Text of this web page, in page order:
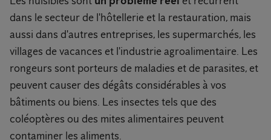
dans le secteur de l'hôtellerie et la restauration, mais
aussi dans d'autres entreprises, les supermarchés, les
villages de vacances et l'industrie agroalimentaire. Les
rongeurs sont porteurs de maladies et de parasites, et
peuvent causer des dégâts considérables à vos
bâtiments ou biens. Les insectes tels que des
coléoptères ou des mites alimentaires peuvent
contaminer les aliments.